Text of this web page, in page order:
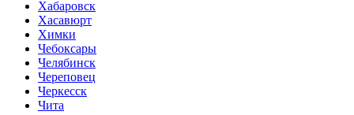
Хабаровск
Хасавюрт
Химки
Чебоксары
Челябинск
Череповец
Черкесск
Чита